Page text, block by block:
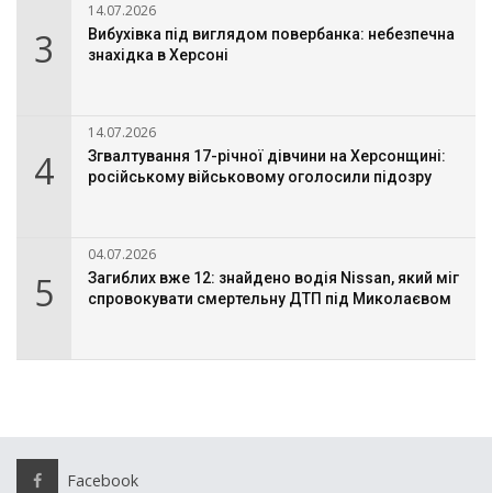
3
14.07.2026
Вибухівка під виглядом повербанка: небезпечна
знахідка в Херсоні
4
14.07.2026
Згвалтування 17-річної дівчини на Херсонщині:
російському військовому оголосили підозру
5
04.07.2026
Загиблих вже 12: знайдено водія Nissan, який міг
спровокувати смертельну ДТП під Миколаєвом
Facebook